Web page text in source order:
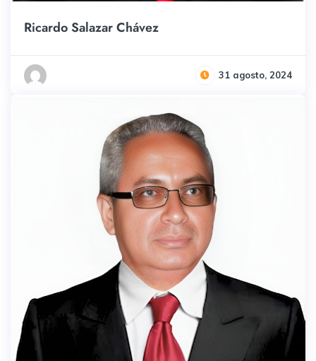
Ricardo Salazar Chávez
31 agosto, 2024